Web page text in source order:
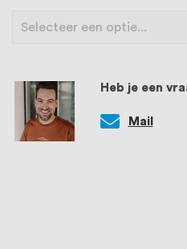
Heb je een
Mail